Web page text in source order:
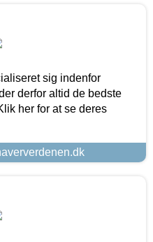
sig indenfor
derfor altid de bedste
her for at se deres